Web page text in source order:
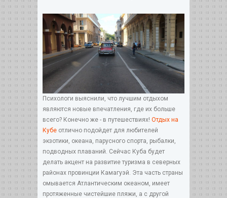
Психологи выяснили, что лучшим отдыхом
являются новые впечатления, где их больше
всего? Конечно же - в путешествиях! Отдых на
Кубе отлично подойдет для любителей
экзотики, океана, парусного спорта, рыбалки,
подводных плаваний. Сейчас Куба будет
делать акцент на развитие туризма в северных
районах провинции Камагуэй. Эта часть страны
омывается Атлантическим океаном, имеет
протяженные чистейшие пляжи, а с другой